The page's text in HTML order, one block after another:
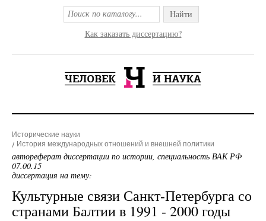
Найти
Как заказать диссертацию?
Исторические науки
История международных отношений и внешней политики
автореферат диссертации по истории, специальность ВАК РФ
07.00.15
диссертация на тему:
Культурные связи Санкт-Петербурга со
странами Балтии в 1991 - 2000 годы